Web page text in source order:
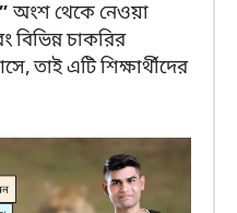
অংশ থেকে নেওয়া
বিভিন্ন চাকরির
তাই এটি শিক্ষার্থীদের